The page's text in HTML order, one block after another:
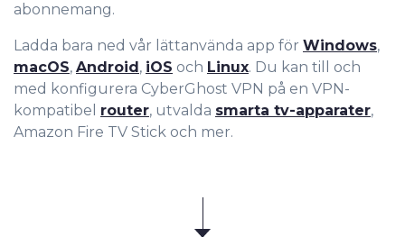
abonnemang.
Ladda bara ned vår lättanvända app för Windows,
macOS, Android , iOS och Linux. Du kan till och
med konfigurera CyberGhost VPN på en VPN-
kompatibel router, utvalda smarta tv-apparater,
Amazon Fire TV Stick och mer.